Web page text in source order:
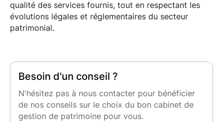
qualité des services fournis, tout en respectant les
évolutions légales et réglementaires du secteur
patrimonial.
Besoin d'un conseil ?
N'hésitez pas à nous contacter pour bénéficier
de nos conseils sur le choix du bon cabinet de
gestion de patrimoine pour vous.